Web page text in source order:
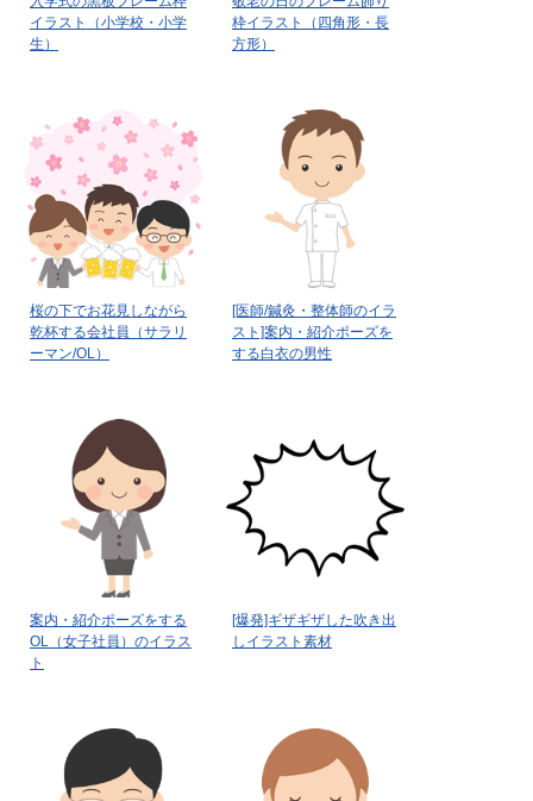
イラスト（小学校・小学
生）
枠イラスト（四角形・長
方形）
桜の下でお花見しながら
乾杯する会社員（サラリ
ーマン/OL）
[医師/鍼灸・整体師のイラ
スト]案内・紹介ポーズを
する白衣の男性
案内・紹介ポーズをする
OL（女子社員）のイラス
ト
[爆発]ギザギザした吹き出
しイラスト素材